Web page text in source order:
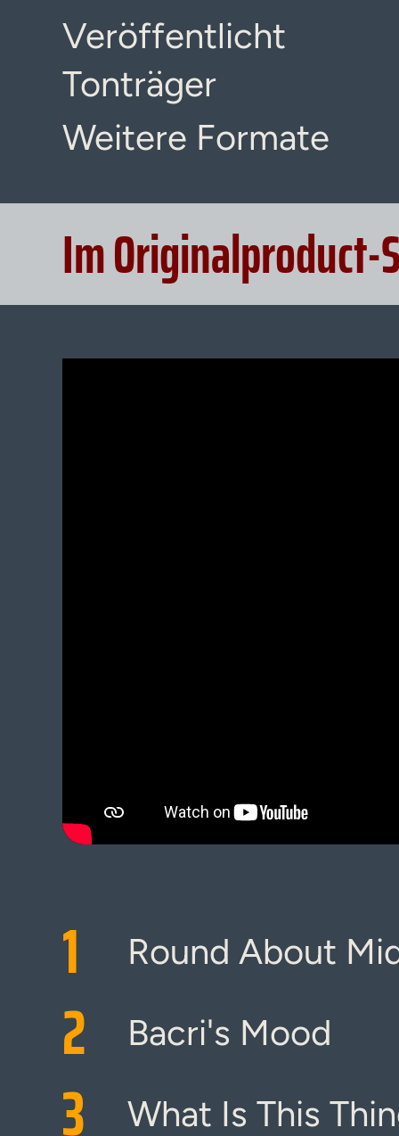
Veröffentlicht
Tonträger
Weitere Formate
Im
1 Round About
2 Bacri's Mood
3 What Is This